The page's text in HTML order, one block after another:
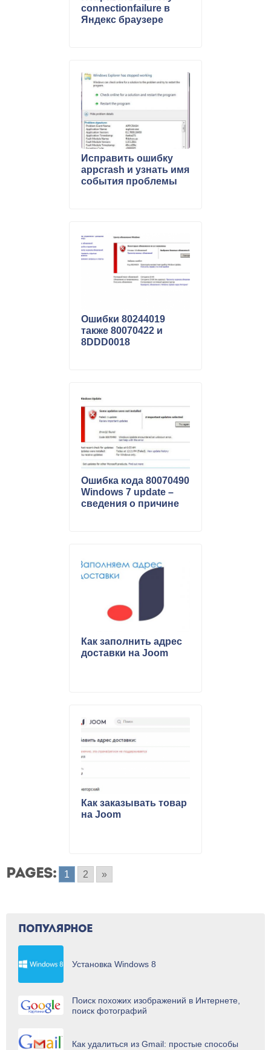
connectionfailure в
Яндекс браузере
Исправить ошибку
appcrash и узнать имя
события проблемы
Ошибки 80244019
также 80070422 и
8DDD0018
Ошибка кода 80070490
Windows 7 update –
сведения о причине
Как заполнить адрес
доставки на Joom
Как заказывать товар
на Joom
PAGES: 1 2 »
ПОПУЛЯРНОЕ
Установка Windows 8
Поиск похожих изображений в Интернете,
поиск фотографий
Как удалиться из Gmail: простые способы